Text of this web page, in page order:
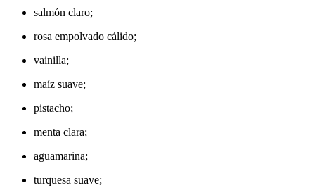
salmón claro;
rosa empolvado cálido;
vainilla;
maíz suave;
pistacho;
menta clara;
aguamarina;
turquesa suave;